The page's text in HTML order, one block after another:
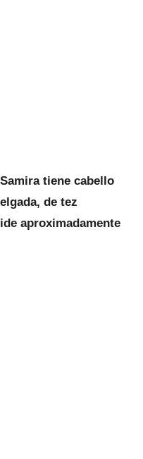
Samira tiene cabello
de tez
aproximadamente